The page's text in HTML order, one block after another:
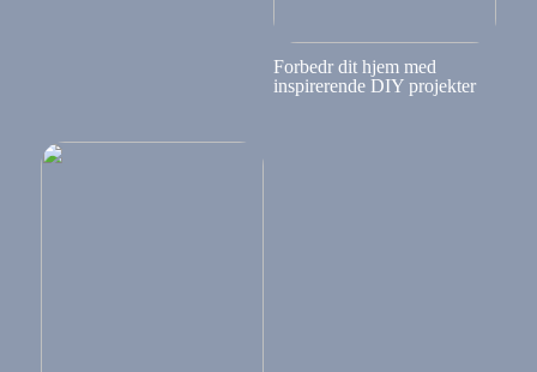
Forbedr dit hjem med
inspirerende DIY projekter